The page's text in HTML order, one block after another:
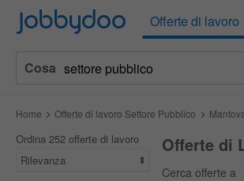
Jobbydoo Offerte di lavoro
Cosa
Home Offerte di lavoro Settore Pubblico
Ordina 252 offerte di lavoro
Rilevanza
Offerte di
Cerca offerte a